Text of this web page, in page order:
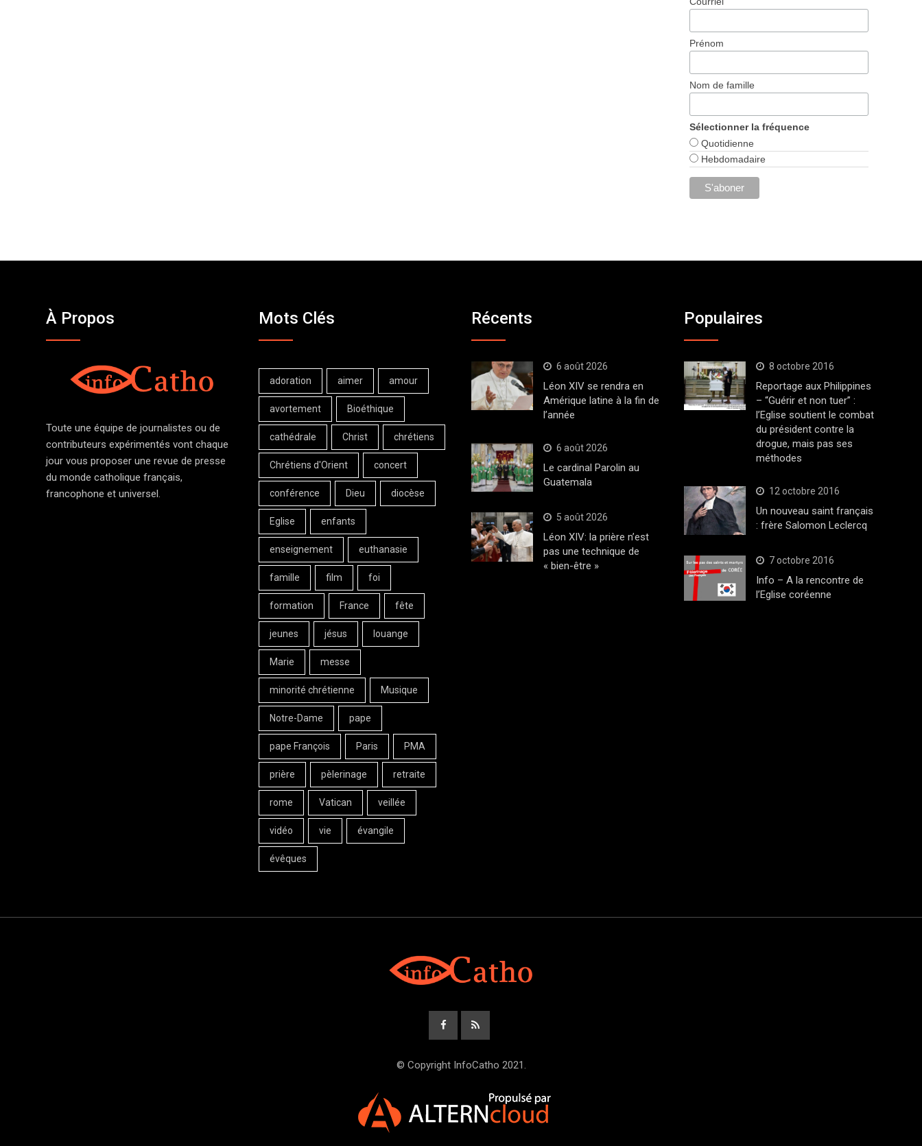
Prénom
Nom de famille
Sélectionner la fréquence
Quotidienne
Hebdomadaire
À Propos
Toute une équipe de journalistes ou de
contributeurs expérimentés vont chaque
jour vous proposer une revue de presse
du monde catholique français,
francophone et universel.
Mots Clés
adoration aimer amour
avortement Bioéthique
cathédrale Christ chrétiens
Chrétiens d'Orient concert
conférence Dieu diocèse
Eglise enfants
enseignement euthanasie
famille film foi
formation France fête
jeunes jésus louange
Marie messe
minorité chrétienne Musique
Notre-Dame pape
pape François Paris PMA
prière pèlerinage retraite
rome Vatican veillée
vidéo vie évangile
évêques
Récents
6 août 2026
Léon XIV se rendra en
Amérique latine à la fin de
l’année
6 août 2026
Le cardinal Parolin au
Guatemala
5 août 2026
Léon XIV: la prière n’est
pas une technique de
« bien-être »
Populaires
8 octobre 2016
Reportage aux Philippines
– “Guérir et non tuer” :
l’Eglise soutient le combat
du président contre la
drogue, mais pas ses
méthodes
12 octobre 2016
Un nouveau saint français
: frère Salomon Leclercq
7 octobre 2016
Info – A la rencontre de
l’Eglise coréenne
© Copyright InfoCatho 2021.